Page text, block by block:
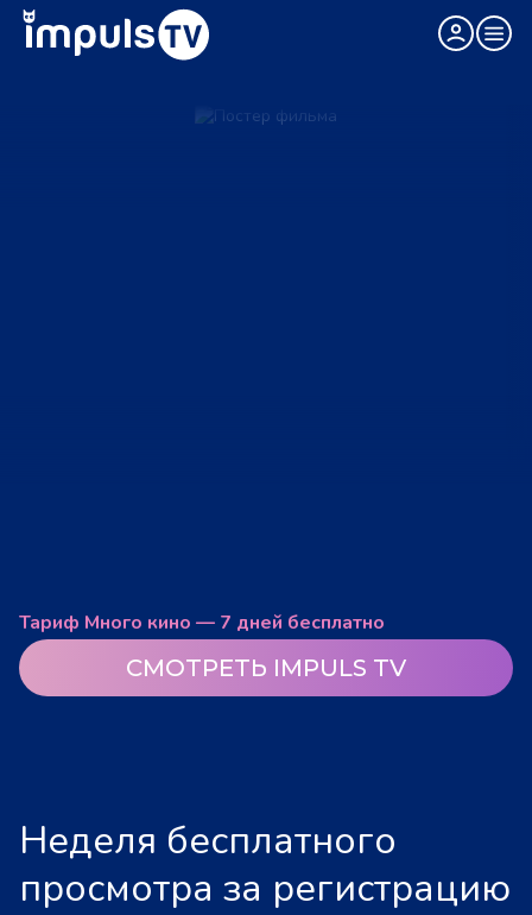
Тариф Много кино — 7 дней бесплатно
СМОТРЕТЬ IMPULS TV
Неделя бесплатного
просмотра за регистрацию